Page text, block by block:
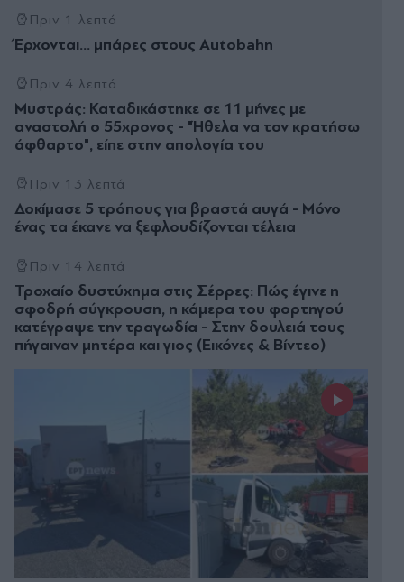
Πριν 1 λεπτά
Έρχονται… μπάρες στους Autobahn
Πριν 4 λεπτά
Μυστράς: Καταδικάστηκε σε 11 μήνες με
αναστολή ο 55χρονος - "Ήθελα να τον κρατήσω
άφθαρτο", είπε στην απολογία του
Πριν 13 λεπτά
Δοκίμασε 5 τρόπους για βραστά αυγά - Μόνο
ένας τα έκανε να ξεφλουδίζονται τέλεια
Πριν 14 λεπτά
Τροχαίο δυστύχημα στις Σέρρες: Πώς έγινε η
σφοδρή σύγκρουση, η κάμερα του φορτηγού
κατέγραψε την τραγωδία - Στην δουλειά τους
πήγαιναν μητέρα και γιος (Εικόνες & Βίντεο)